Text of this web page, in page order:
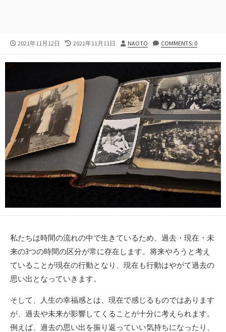
公
日
2021年11月12日
最
更
日
2021年11月11日
投
者
NAOTO COMMENTS: 0
私たちは時間の流れの中で生きているため、過去・現在・未
来の3つの時間の区分が常に存在します。将来やろうと考え
ていることが現在の行動となり、現在も行動はやがて過去の
思い出となっていきます。
そして、人生の幸福感とは、現在で感じるものではあります
が、過去や未来が影響してくることが十分に考えられます。
例えば、過去の思い出を振り返っていい気持ちになったり、